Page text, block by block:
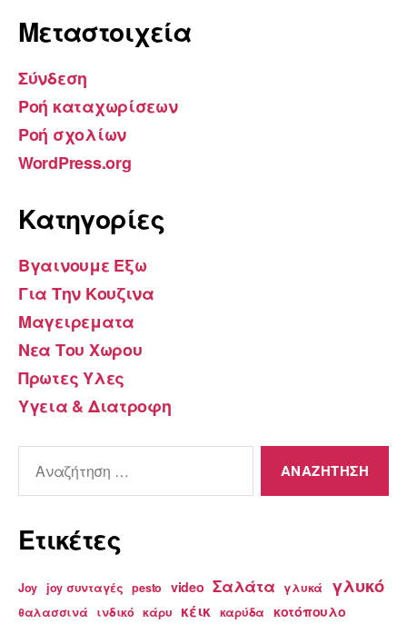
Μεταστοιχεία
Σύνδεση
Ροή καταχωρίσεων
Ροή σχολίων
WordPress.org
Kατηγορίες
Βγαινουμε Εξω
Για Την Κουζινα
Μαγειρεματα
Νεα Του Χωρου
Πρωτες Υλες
Υγεια & Διατροφη
για:
Ετικέτες
Joy joy συνταγές pesto video Σαλάτα γλυκά γλυκό
θαλασσινά ινδικό κάρυ κέικ καρύδα κοτόπουλο